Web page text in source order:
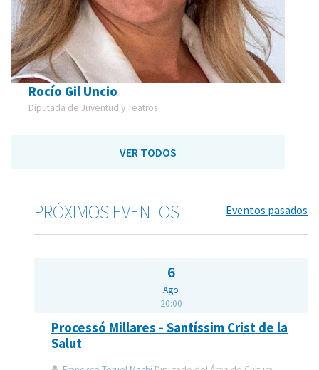
Rocío Gil Uncio
Diputada de Juventud y Teatros
VER TODOS
PRÓXIMOS EVENTOS Eventos pasados
6
Ago
20:00
Processó Millares - Santíssim Crist de la
Salut